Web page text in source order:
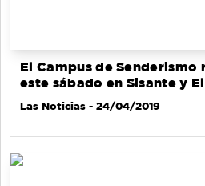
El Campus de
este sábado en Sisante y
Las Noticias - 24/04/2019